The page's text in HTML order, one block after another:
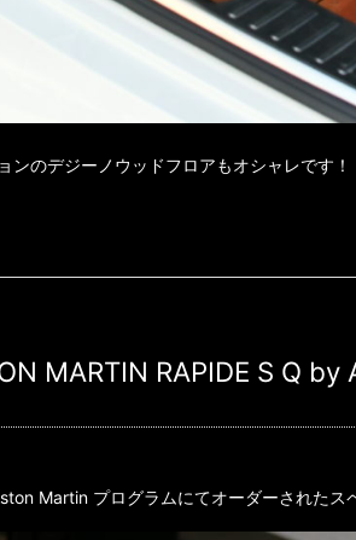
ンのデジーノウッドフロアもオシャレです！
MARTIN RAPIDE S Q
Martin プログラムにてオーダーされたス